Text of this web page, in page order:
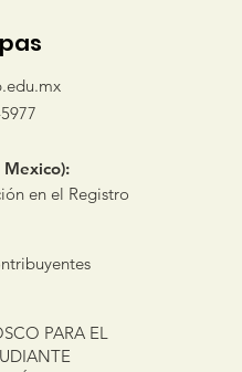
en el Registro
PARA EL